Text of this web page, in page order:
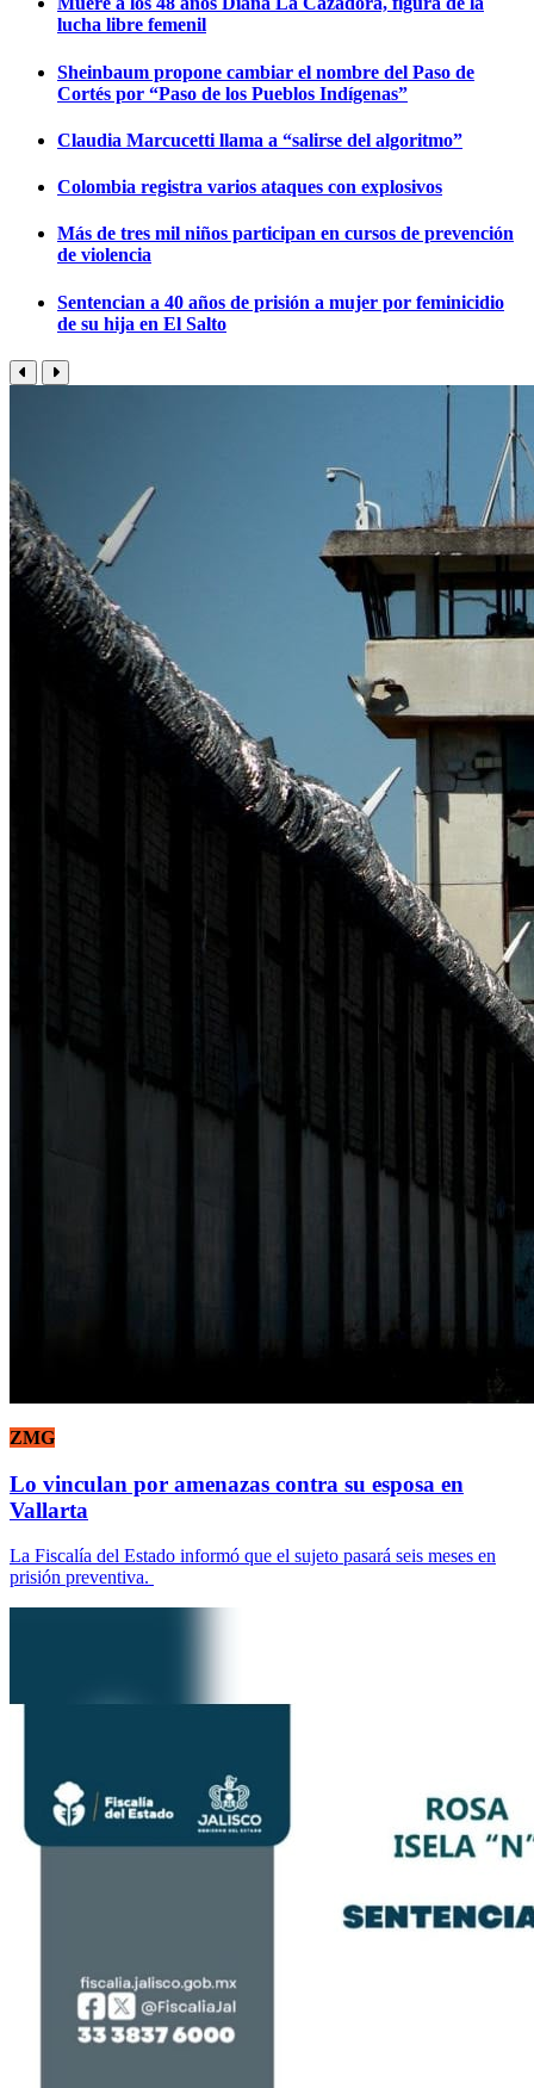
lucha libre femenil
Sheinbaum propone cambiar el nombre del Paso de
Cortés por “Paso de los Pueblos Indígenas”
Claudia Marcucetti llama a “salirse del algoritmo”
Colombia registra varios ataques con explosivos
Más de tres mil niños participan en cursos de prevención
de violencia
Sentencian a 40 años de prisión a mujer por feminicidio
de su hija en El Salto
ZMG
Lo vinculan por amenazas contra su esposa en
Vallarta
La Fiscalía del Estado informó que el sujeto pasará seis meses en
prisión preventiva.